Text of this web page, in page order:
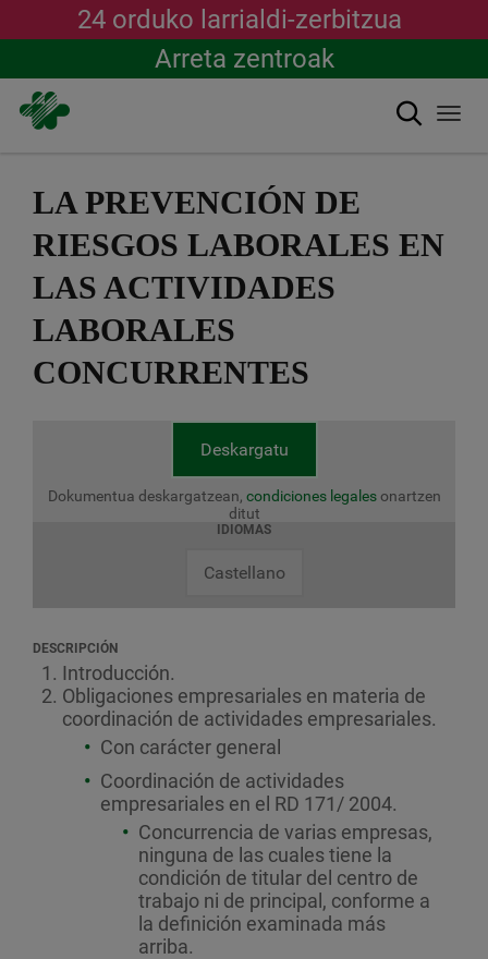
24 orduko larrialdi-zerbitzua
Arreta zentroak
Bilatu
LA PREVENCIÓN DE
RIESGOS LABORALES EN
LAS ACTIVIDADES
LABORALES
CONCURRENTES
Deskargatu
Dokumentua deskargatzean, condiciones legalesonartzen
ditut
IDIOMAS
Castellano
DESCRIPCIÓN
Introducción.
Obligaciones empresariales en materia de
coordinación de actividades empresariales.
Con carácter general
Coordinación de actividades
empresariales en el RD 171/ 2004.
Concurrencia de varias empresas,
ninguna de las cuales tiene la
condición de titular del centro de
trabajo ni de principal, conforme a
la definición examinada más
arriba.